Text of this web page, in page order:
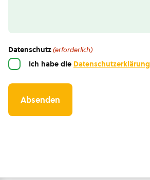
Datenschutz(erforderlich)
Ich habe die Datenschutzerklärung